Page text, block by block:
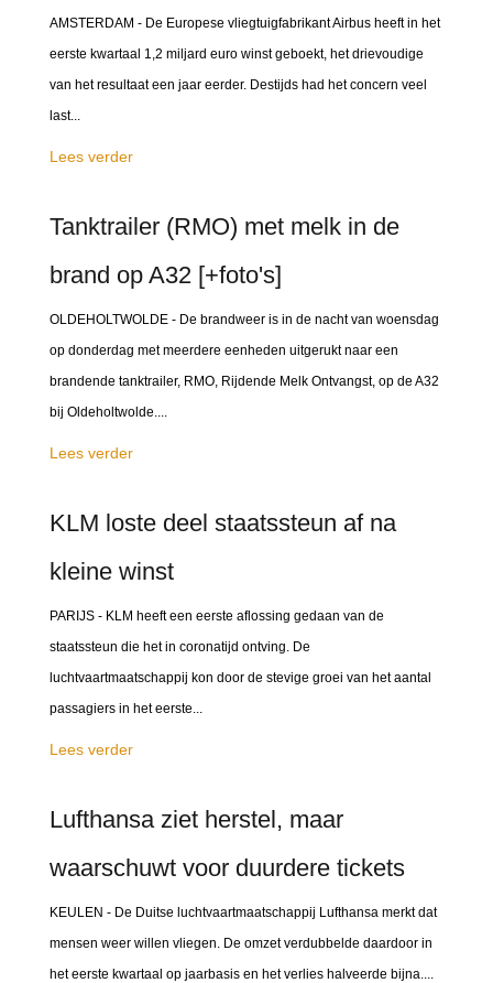
AMSTERDAM - De Europese vliegtuigfabrikant Airbus heeft in het
eerste kwartaal 1,2 miljard euro winst geboekt, het drievoudige
van het resultaat een jaar eerder. Destijds had het concern veel
last...
Lees verder
Tanktrailer (RMO) met melk in de
brand op A32 [+foto's]
OLDEHOLTWOLDE - De brandweer is in de nacht van woensdag
op donderdag met meerdere eenheden uitgerukt naar een
brandende tanktrailer, RMO, Rijdende Melk Ontvangst, op de A32
bij Oldeholtwolde....
Lees verder
KLM loste deel staatssteun af na
kleine winst
PARIJS - KLM heeft een eerste aflossing gedaan van de
staatssteun die het in coronatijd ontving. De
luchtvaartmaatschappij kon door de stevige groei van het aantal
passagiers in het eerste...
Lees verder
Lufthansa ziet herstel, maar
waarschuwt voor duurdere tickets
KEULEN - De Duitse luchtvaartmaatschappij Lufthansa merkt dat
mensen weer willen vliegen. De omzet verdubbelde daardoor in
het eerste kwartaal op jaarbasis en het verlies halveerde bijna....